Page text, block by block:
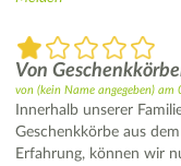
Von
von (kein Name angegeben) am
Innerhalb unserer
Geschenkkörbe aus
Erfahrung, können wir